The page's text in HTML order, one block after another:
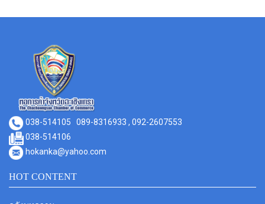
038-514105 089-8316933 , 092-2607553
038-514106
hokanka@yahoo.com
HOT CONTENT